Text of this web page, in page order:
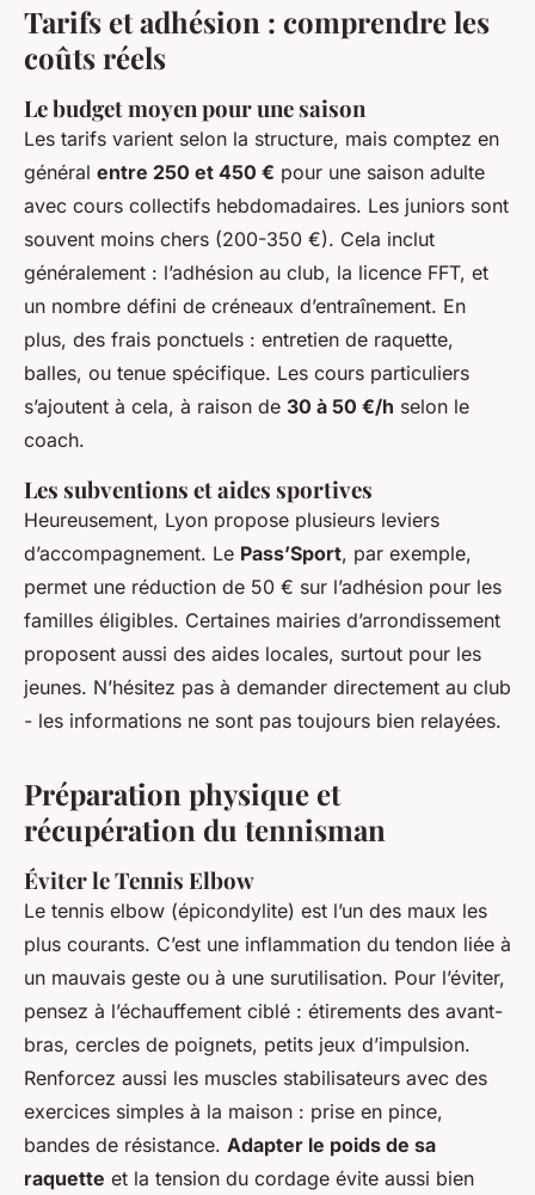
Tarifs et adhésion : comprendre les
coûts réels
Le budget moyen pour une saison
Les tarifs varient selon la structure, mais comptez en
général entre 250 et 450 € pour une saison adulte
avec cours collectifs hebdomadaires. Les juniors sont
souvent moins chers (200-350 €). Cela inclut
généralement : l’adhésion au club, la licence FFT, et
un nombre défini de créneaux d’entraînement. En
plus, des frais ponctuels : entretien de raquette,
balles, ou tenue spécifique. Les cours particuliers
s’ajoutent à cela, à raison de 30 à 50 €/h selon le
coach.
Les subventions et aides sportives
Heureusement, Lyon propose plusieurs leviers
d’accompagnement. Le Pass’Sport, par exemple,
permet une réduction de 50 € sur l’adhésion pour les
familles éligibles. Certaines mairies d’arrondissement
proposent aussi des aides locales, surtout pour les
jeunes. N’hésitez pas à demander directement au club
- les informations ne sont pas toujours bien relayées.
Préparation physique et
récupération du tennisman
Éviter le Tennis Elbow
Le tennis elbow (épicondylite) est l’un des maux les
plus courants. C’est une inflammation du tendon liée à
un mauvais geste ou à une surutilisation. Pour l’éviter,
pensez à l’échauffement ciblé : étirements des avant-
bras, cercles de poignets, petits jeux d’impulsion.
Renforcez aussi les muscles stabilisateurs avec des
exercices simples à la maison : prise en pince,
bandes de résistance. Adapter le poids de sa
raquette et la tension du cordage évite aussi bien